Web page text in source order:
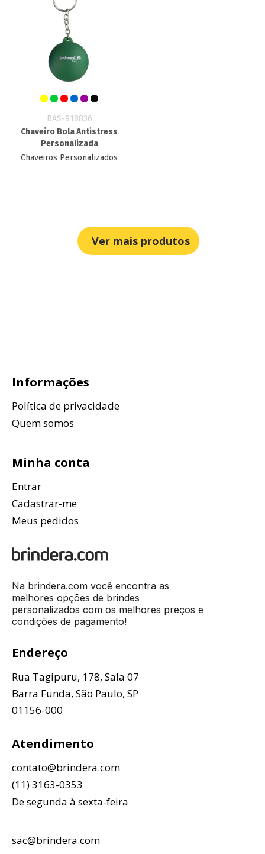
BAS-918836
Chaveiro Bola Antistress
Personalizada
Chaveiros Personalizados
Ver mais produtos
Informações
Política de privacidade
Quem somos
Minha conta
Entrar
Cadastrar-me
Meus pedidos
Na brindera.com você encontra as
melhores opções de brindes
personalizados com os melhores preços e
condições de pagamento!
Endereço
Rua Tagipuru, 178, Sala 07
Barra Funda, São Paulo, SP
01156-000
Atendimento
contato@brindera.com
(11) 3163-0353
De segunda à sexta-feira
sac@brindera.com